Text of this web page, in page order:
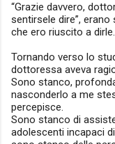
“Grazie davvero,
sentirsele dire”,
che ero riuscito a dirle.
Tornando verso lo
dottoressa aveva
Sono stanco,
nasconderlo a me
percepisce.
Sono stanco di
adolescenti incapaci